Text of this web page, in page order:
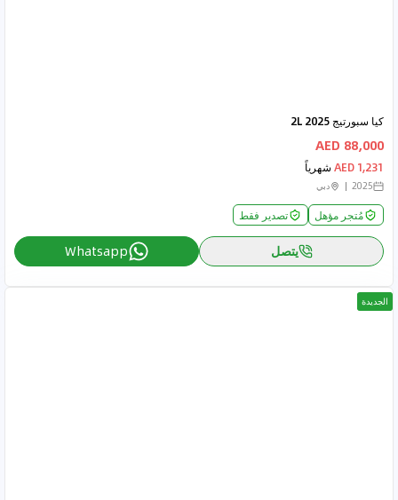
كيا سبورتيج 2025 2L
88,000 AED
1,231 AED شهرياً
2025 دبي
مُتجر مؤهل تصدير فقط
يتصل Whatsapp
الجديدة